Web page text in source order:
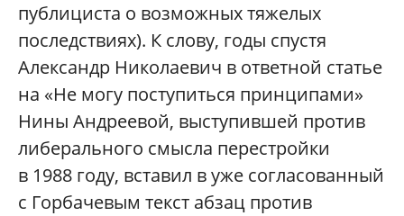
публициста о возможных тяжелых
последствиях). К слову, годы спустя
Александр Николаевич в ответной статье
на «Не могу поступиться принципами»
Нины Андреевой, выступившей против
либерального смысла перестройки
в 1988 году, вставил в уже согласованный
с Горбачевым текст абзац против